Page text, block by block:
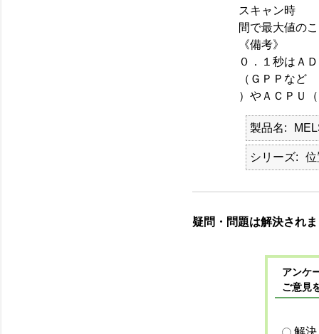
スキャン時
間で最大値の
《備考》
０．１秒はＡ
（ＧＰＰなど
）やＡＣＰＵ
製品名
シリーズ 位
疑問・問題は解決され
アンケ
ご意見
解